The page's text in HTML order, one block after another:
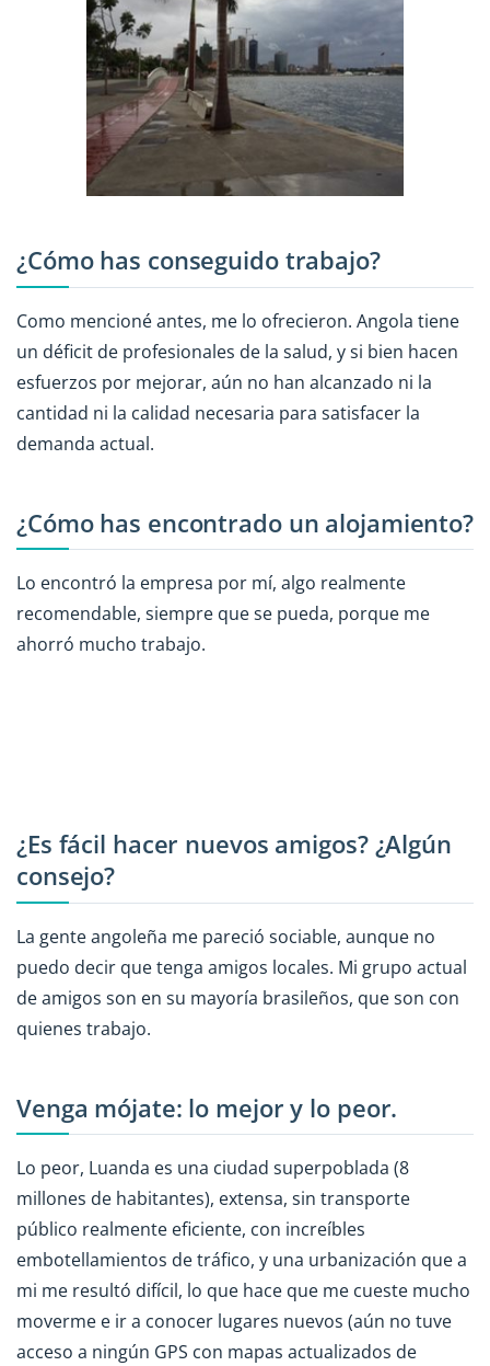
¿Cómo has conseguido trabajo?
Como mencioné antes, me lo ofrecieron. Angola tiene
un déficit de profesionales de la salud, y si bien hacen
esfuerzos por mejorar, aún no han alcanzado ni la
cantidad ni la calidad necesaria para satisfacer la
demanda actual.
¿Cómo has encontrado un alojamiento?
Lo encontró la empresa por mí, algo realmente
recomendable, siempre que se pueda, porque me
ahorró mucho trabajo.
¿Es fácil hacer nuevos amigos? ¿Algún
consejo?
La gente angoleña me pareció sociable, aunque no
puedo decir que tenga amigos locales. Mi grupo actual
de amigos son en su mayoría brasileños, que son con
quienes trabajo.
Venga mójate: lo mejor y lo peor.
Lo peor, Luanda es una ciudad superpoblada (8
millones de habitantes), extensa, sin transporte
público realmente eficiente, con increíbles
embotellamientos de tráfico, y una urbanización que a
mi me resultó difícil, lo que hace que me cueste mucho
moverme e ir a conocer lugares nuevos (aún no tuve
acceso a ningún GPS con mapas actualizados de